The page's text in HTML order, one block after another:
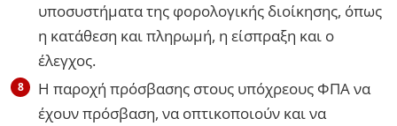
υποσυστήματα της φορολογικής διοίκησης, όπως
η κατάθεση και πληρωμή, η είσπραξη και ο
έλεγχος.
Η παροχή πρόσβασης στους υπόχρεους ΦΠΑ να
έχουν πρόσβαση, να οπτικοποιούν και να